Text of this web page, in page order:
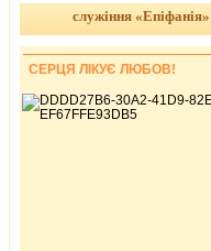
служіння «Епіфанія»
СЕРЦЯ ЛІКУЄ ЛЮБОВ!